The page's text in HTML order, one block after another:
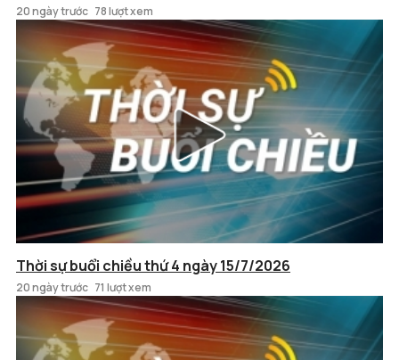
20 ngày trước 78 lượt xem
Thời sự buổi chiều thứ 4 ngày 15/7/2026
20 ngày trước 71 lượt xem